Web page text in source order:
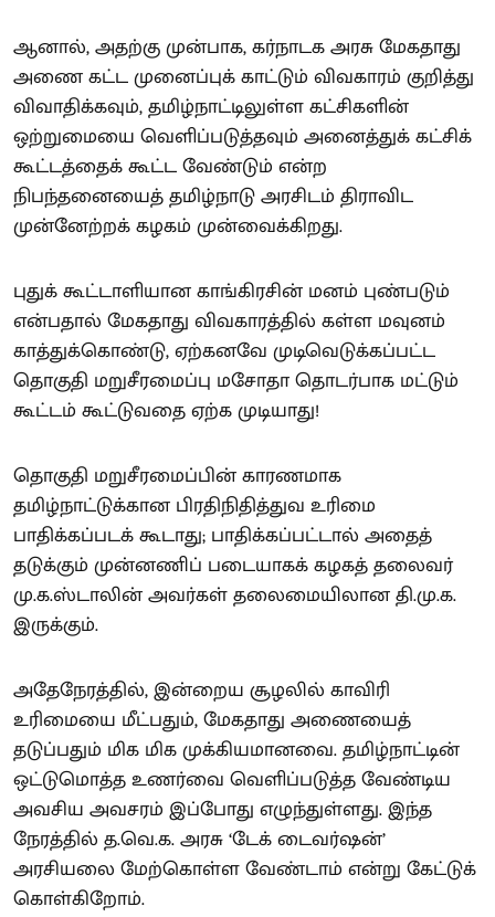
ஆனால், அதற்கு முன்பாக, கர்நாடக அரசு மேகதாது
அணை கட்ட முனைப்புக் காட்டும் விவகாரம் குறித்து
விவாதிக்கவும், தமிழ்நாட்டிலுள்ள கட்சிகளின்
ஒற்றுமையை வெளிப்படுத்தவும் அனைத்துக் கட்சிக்
கூட்டத்தைக் கூட்ட வேண்டும் என்ற
நிபந்தனையைத் தமிழ்நாடு அரசிடம் திராவிட
முன்னேற்றக் கழகம் முன்வைக்கிறது.
புதுக் கூட்டாளியான காங்கிரசின் மனம் புண்படும்
என்பதால் மேகதாது விவகாரத்தில் கள்ள மவுனம்
காத்துக்கொண்டு, ஏற்கனவே முடிவெடுக்கப்பட்ட
தொகுதி மறுசீரமைப்பு மசோதா தொடர்பாக மட்டும்
கூட்டம் கூட்டுவதை ஏற்க முடியாது!
தொகுதி மறுசீரமைப்பின் காரணமாக
தமிழ்நாட்டுக்கான பிரதிநிதித்துவ உரிமை
பாதிக்கப்படக் கூடாது; பாதிக்கப்பட்டால் அதைத்
தடுக்கும் முன்னணிப் படையாகக் கழகத் தலைவர்
மு.க.ஸ்டாலின் அவர்கள் தலைமையிலான தி.மு.க.
இருக்கும்.
அதேநேரத்தில், இன்றைய சூழலில் காவிரி
உரிமையை மீட்பதும், மேகதாது அணையைத்
தடுப்பதும் மிக மிக முக்கியமானவை. தமிழ்நாட்டின்
ஒட்டுமொத்த உணர்வை வெளிப்படுத்த வேண்டிய
அவசிய அவசரம் இப்போது எழுந்துள்ளது. இந்த
நேரத்தில் த.வெ.க. அரசு ‘டேக் டைவர்ஷன்’
அரசியலை மேற்கொள்ள வேண்டாம் என்று கேட்டுக்
கொள்கிறோம்.